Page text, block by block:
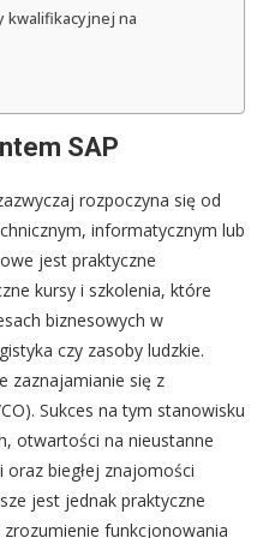
kwalifikacyjnej na
SAP
rozpoczyna się od
informatycznym lub
jest praktyczne
kursy i szkolenia, które
biznesowych w
czy zasoby ludzkie.
zaznajamianie się z
Sukces na tym stanowisku
otwartości na nieustanne
biegłej znajomości
jest jednak praktyczne
funkcjonowania